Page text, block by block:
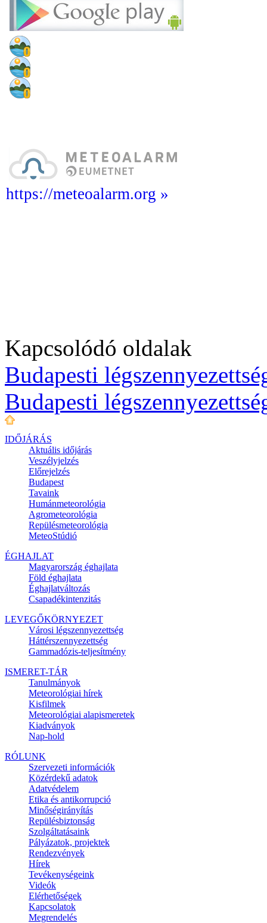
https://meteoalarm.org »
Kapcsolódó oldalak
Budapesti
Budapesti
IDŐJÁRÁS
Aktuális időjárás
Veszélyjelzés
Előrejelzés
Budapest
Tavaink
Humánmeteorológia
Agrometeorológia
Repülésmeteorológia
MeteoStúdió
ÉGHAJLAT
Magyarország éghajlata
Föld éghajlata
Éghajlatváltozás
Csapadékintenzitás
LEVEGŐKÖRNYEZET
Városi légszennyezettség
Háttérszennyezettség
Gammadózis-teljesítmény
ISMERET-TÁR
Tanulmányok
Meteorológiai hírek
Kisfilmek
Meteorológiai alapismeretek
Kiadványok
Nap-hold
RÓLUNK
Szervezeti információk
Közérdekű adatok
Adatvédelem
Etika és antikorrupció
Minőségirányítás
Repülésbiztonság
Szolgáltatásaink
Pályázatok, projektek
Rendezvények
Hírek
Tevékenységeink
Videók
Elérhetőségek
Kapcsolatok
Megrendelés